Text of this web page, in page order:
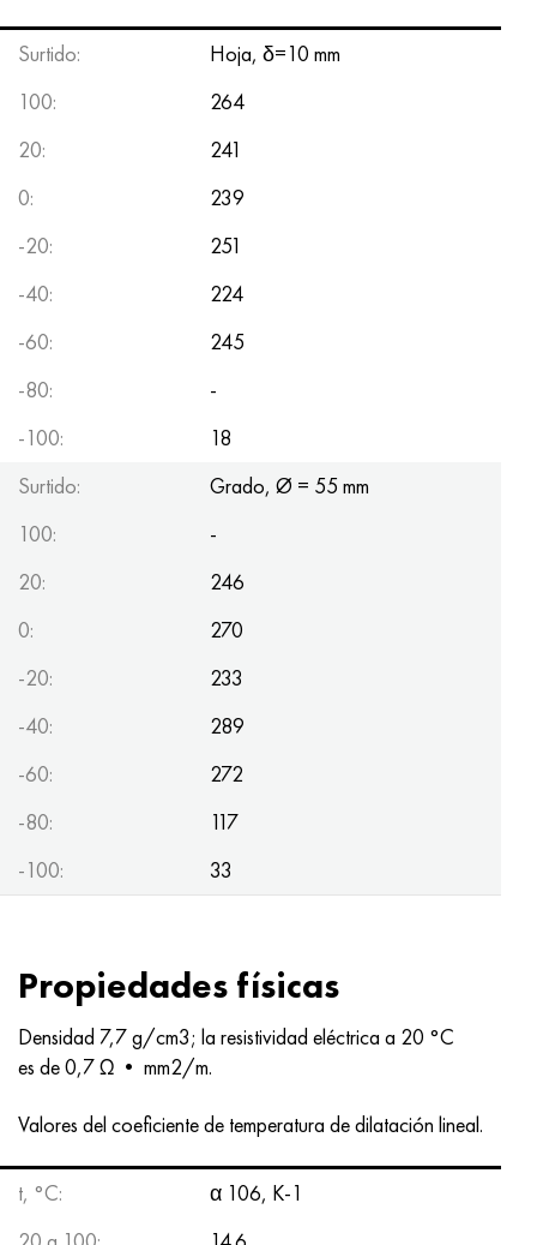
Surtido:
Hoja, δ=10 mm
100:
264
20:
241
0:
239
-20:
251
-40:
224
-60:
245
-80:
-
-100:
18
Surtido:
Grado, Ø = 55 mm
100:
-
20:
246
0:
270
-20:
233
-40:
289
-60:
272
-80:
117
-100:
33
Propiedades físicas
Densidad 7,7 g/cm3; la resistividad eléctrica a 20 °C
es de 0,7 Ω • mm2/m.
Valores del coeficiente de temperatura de dilatación lineal.
t, °С:
α 106, K-1